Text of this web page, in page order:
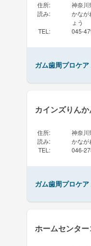
住所:
神奈川
読み:
かなが
ょう
TEL : 045-
ガム歯周プロケ
カインズりん
住所:
神奈川
読み:
かなが
TEL : 046-
ガム歯周プロケ
ホームセンタ